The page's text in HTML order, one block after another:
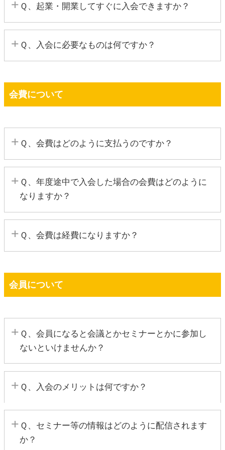
得られれば、その月より会員としてサービスを受け
ていただくことが可能です。
Ｑ、起業・開業してすぐに入会できますか？
Ａ、起業の準備の段階からでも入会していただくこ
とが可能です。
Ｑ、入会に必要なものは何ですか？
合は口座情報とお届印が必要となります。
会費について
Ｑ、会費はどのように支払うのですか？
月27日、後期10月27日、休日の場合は翌営業日）口
座振替させていただきます。口座振替を希望されな
い方は、年2回請求書を送付させていただきます。
Ｑ、年度途中で入会した場合の会費はどのように
なりますか？
月割り計算させていただきます。
Ｑ、会費は経費になりますか？
経費として仕訳をして下さい。※会費は、消費税法
会員について
Ｑ、会員になると会議とかセミナーとかに参加し
ないといけませんか？
Ａ、参加を強制するものは一切ございません。ご自
身に合ったセミナーや催事等がございましたらご参
とはございません。
Ｑ、入会のメリットは何ですか？
う全力でご対応いたします。何でもご相談いただ
き、安心して事業を営んでいただくためのパートナ
Ｑ、セミナー等の情報はどのように配信されます
か？